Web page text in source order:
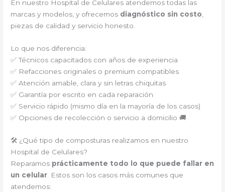
En nuestro Hospital de Celulares atendemos todas las
marcas y modelos, y ofrecemos diagnóstico sin costo,
piezas de calidad y servicio honesto.
Lo que nos diferencia:
✅ Técnicos capacitados con años de experiencia
✅ Refacciones originales o premium compatibles
✅ Atención amable, clara y sin letras chiquitas
✅ Garantía por escrito en cada reparación
✅ Servicio rápido (mismo día en la mayoría de los casos)
✅ Opciones de recolección o servicio a domicilio 🚚
🛠️ ¿Qué tipo de composturas realizamos en nuestro
Hospital de Celulares?
Reparamos prácticamente todo lo que puede fallar en
un celular . Estos son los casos más comunes que
atendemos: